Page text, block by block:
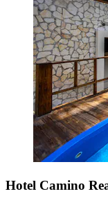
Hotel Camino